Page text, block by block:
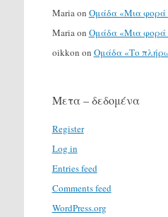
Maria on Ομάδα «Μια φορά
Maria on Ομάδα «Μια φορά
oikkon on Ομάδα «Το
Μετα – δεδομένα
Register
Log in
Entries feed
Comments feed
WordPress.org